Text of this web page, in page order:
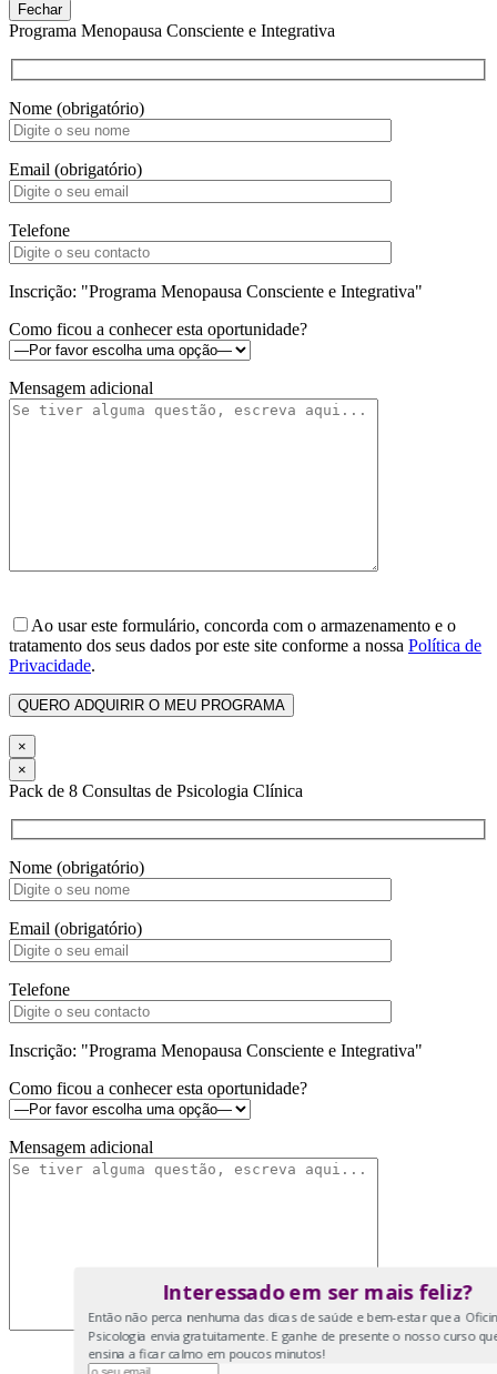
Fechar
Programa Menopausa Consciente e Integrativa
Nome (obrigatório)
Email (obrigatório)
Telefone
Inscrição: "Programa Menopausa Consciente e Integrativa"
Como ficou a conhecer esta oportunidade?
Mensagem adicional
Ao usar este formulário, concorda com o armazenamento e o
tratamento dos seus dados por este site conforme a nossa Política de
Privacidade.
×
×
Pack de 8 Consultas de Psicologia Clínica
Nome (obrigatório)
Email (obrigatório)
Telefone
Inscrição: "Programa Menopausa Consciente e Integrativa"
Como ficou a conhecer esta oportunidade?
Mensagem adicional
Interessado em ser mais feliz?
Então não perca nenhuma das dicas de saúde e bem-estar que a
Psicologia envia gratuitamente. E ganhe de presente o nosso curso
ensina a ficar calmo em poucos minutos!